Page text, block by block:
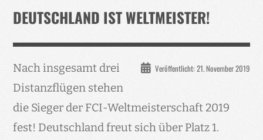
Events
Taubenklinik
Kohaus Förderv.
Tierschutz
Medien
DEUTSCHLAND IST WELTMEISTER!
Veröffentlicht: 21. November 2019
Nach insgesamt drei
Distanzflügen stehen
die Sieger der FCI-Weltmeisterschaft 2019
fest! Deutschland freut sich über Platz 1.